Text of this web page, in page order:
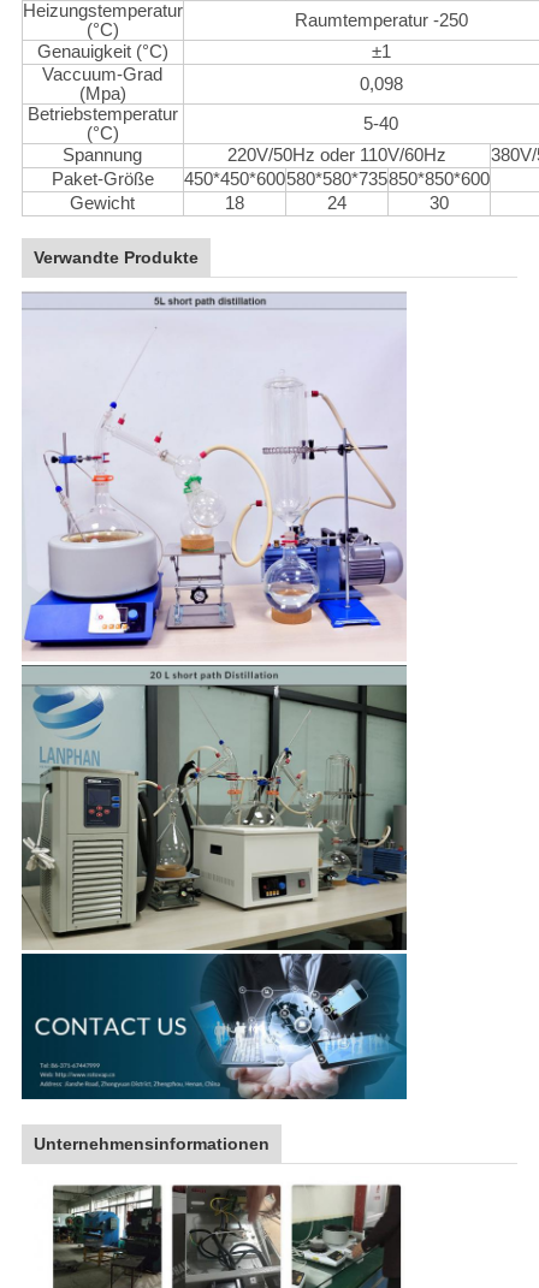
Heizungstemperatur
(°C)
Raumtemperatur -250
Genauigkeit (°C)
±1
Vaccuum-Grad
(Mpa)
0,098
Betriebstemperatur
(°C)
5-40
Spannung
220V/50Hz oder 110V/60Hz
Paket-Größe
450*450*600580*580*735850*850*600
Gewicht
18 24 30
Verwandte Produkte
Unternehmensinformationen